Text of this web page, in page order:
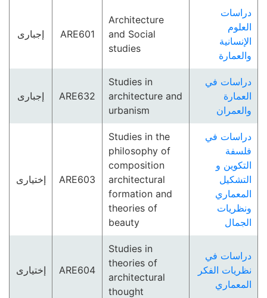
دراسات
العلوم
الإنسانية
والعمارة
Architecture
and Social
studies
ARE601 إجبارى
دراسات في
العمارة
والعمران
Studies in
architecture and
urbanism
ARE632 إجبارى
دراسات في
فلسفة
التكوين و
التشكيل
المعماري
ونظريات
الجمال
Studies in the
philosophy of
composition
architectural
formation and
theories of
beauty
ARE603 إختيارى
دراسات في
نظريات الفكر
المعماري
Studies in
theories of
architectural
thought
ARE604 إختيارى